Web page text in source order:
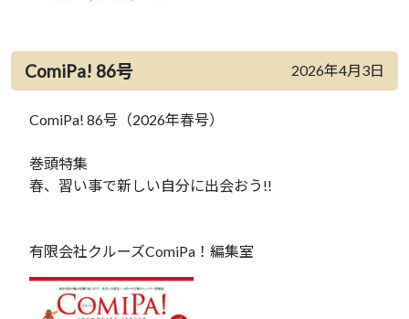
ComiPa! 86号 2026年4月3日
ComiPa! 86号（2026年春号）
巻頭特集
春、習い事で新しい自分に出会おう!!
有限会社クルーズComiPa！編集室